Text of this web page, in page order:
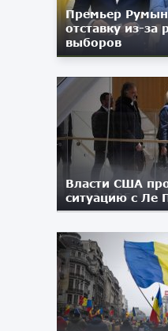
Премьер
отставку из-за
выборов
Власти США
ситуацию с Ле
01.04.2025